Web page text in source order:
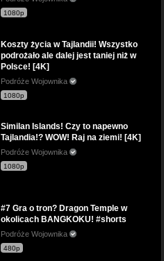
1080p
Koszty życia w Tajlandii! Wszystko
podrożało ale dalej jest taniej niż w
Polsce! [4K]
Podróże Wojownika
1080p
Similan Islands! Czy to napewno
Tajlandia!? WOW! Raj na ziemi! [4K]
Podróże Wojownika
1080p
#7 Gra o tron? Dragon Temple w
okolicach BANGKOKU! #shorts
Podróże Wojownika
480p